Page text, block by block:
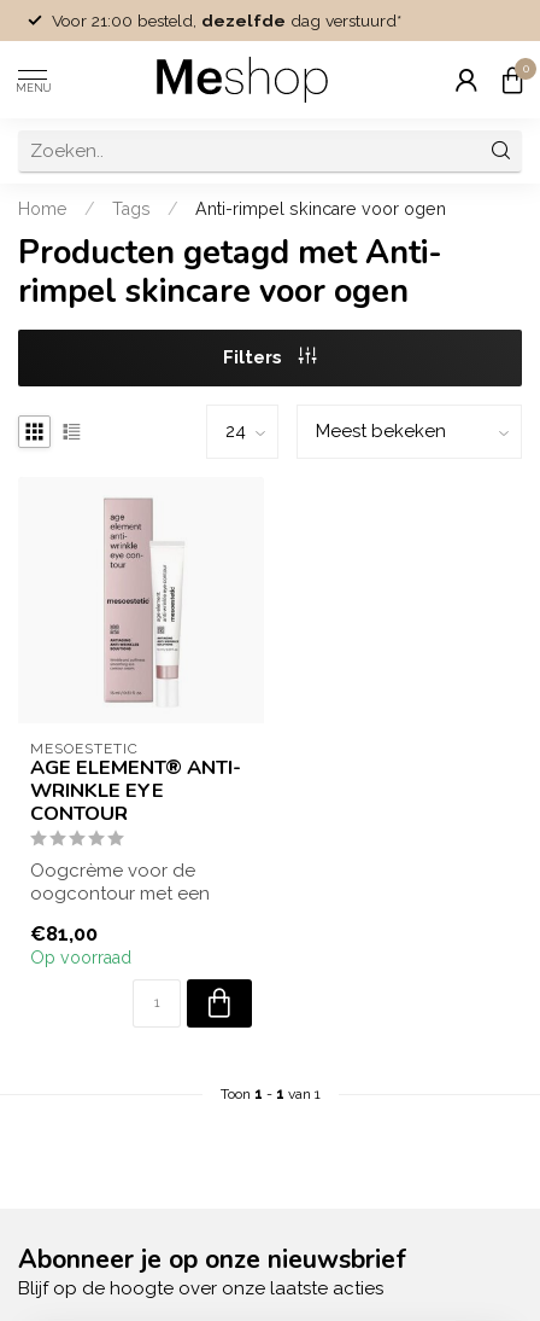
Voor 21:00 besteld, dezelfde dag verstuurd*
MENU
0
Home / Tags / Anti-rimpel skincare voor ogen
Producten getagd met Anti-
rimpel skincare voor ogen
Filters
MESOESTETIC
AGE ELEMENT® ANTI-
WRINKLE EYE
CONTOUR
Oogcrème voor de
oogcontour met een
corrigerende werking
voor kri...
€81,00
Op voorraad
Toon 1 - 1 van 1
Abonneer je op onze nieuwsbrief
Blijf op de hoogte over onze laatste acties